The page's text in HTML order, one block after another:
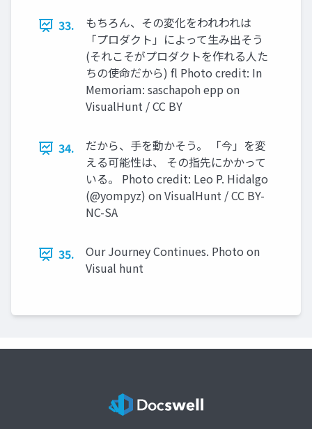
33.
もちろん、その変化をわれわれは
「プロダクト」によって⽣み出そう
(それこそがプロダクトを作れる⼈た
ちの使命だから) fl Photo credit: In
Memoriam: saschapoh epp on
VisualHunt / CC BY
34.
だから、⼿を動かそう。 「今」を変
える可能性は、 その指先にかかって
いる。 Photo credit: Leo P. Hidalgo
(@yompyz) on VisualHunt / CC BY-
NC-SA
35.
Our Journey Continues. Photo on
Visual hunt